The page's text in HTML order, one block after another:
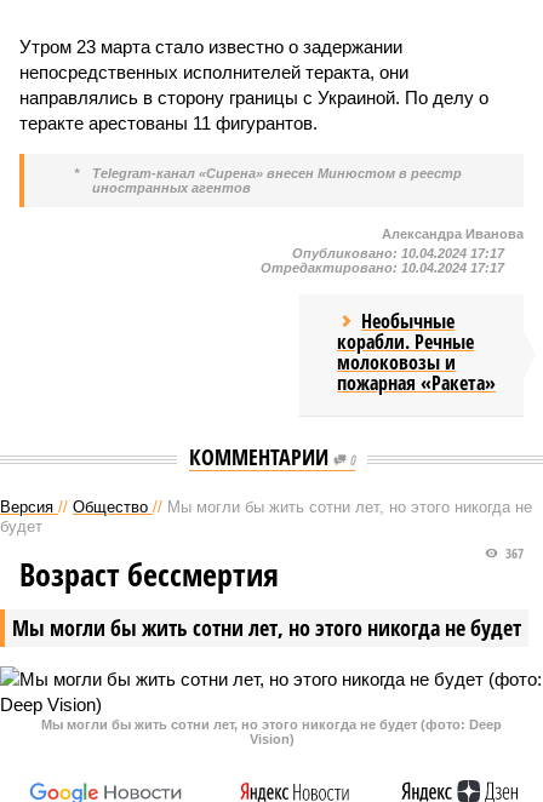
Утром 23 марта стало известно о задержании
непосредственных исполнителей теракта, они
направлялись в сторону границы с Украиной. По делу о
теракте арестованы 11 фигурантов.
*
Telegram-канал «Сирена» внесен Минюстом в реестр
иностранных агентов
Александра Иванова
Опубликовано: 10.04.2024 17:17
Отредактировано: 10.04.2024 17:17
Необычные
корабли. Речные
молоковозы и
пожарная «Ракета»
КОММЕНТАРИИ 0
Версия // Общество // Мы могли бы жить сотни лет, но этого никогда не
будет
Мы могли бы жить сотни лет, но этого никогда не будет
367
Возраст бессмертия
Мы могли бы жить сотни лет, но этого никогда не будет (фото: Deep
Vision)